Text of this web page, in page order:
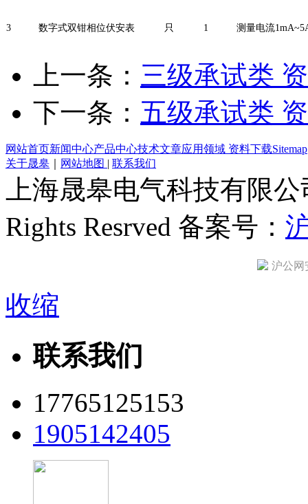
3 数字式双钳相位伏安表 只 1 测量电流
上一条： 三级承试类
下一条： 五级承试类
网站首页新闻中心产品中心技术文章应用领域 资料下载Sitemap
关于晟皋
网站地图 | 联系我们
上海晟皋电气科技有限
Rights Resrved 备案号：
沪公网
收缩
联系我们
17765125153
1905142405